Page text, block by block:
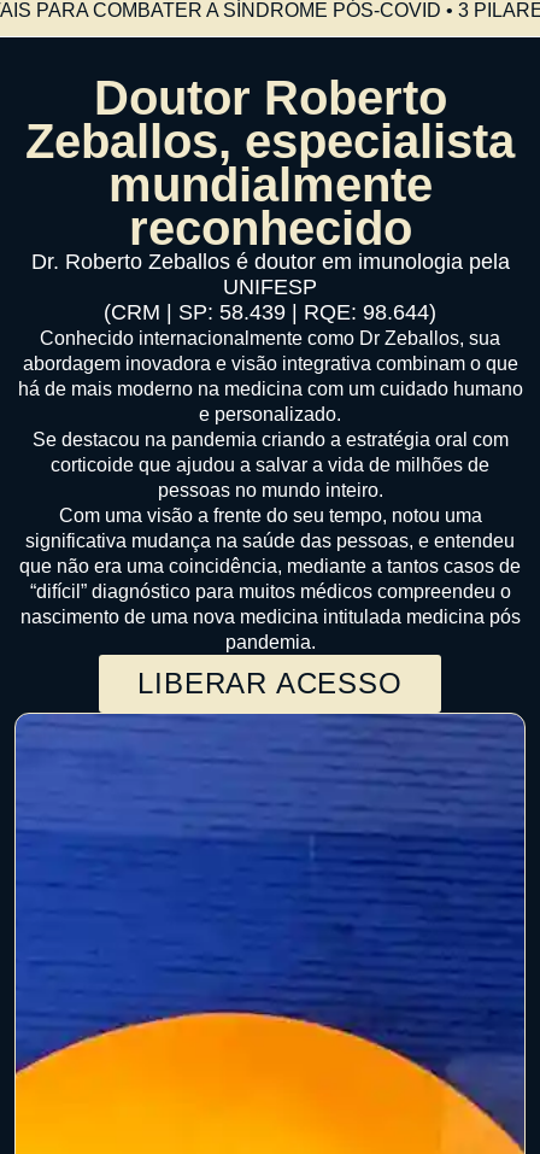
PARA COMBATER A SÍNDROME PÓS-COVID • 3
Doutor Roberto
Zeballos, especialista
mundialmente
reconhecido
Dr. Roberto Zeballos é doutor em imunologia pela
UNIFESP
(CRM | SP: 58.439 | RQE: 98.644)
Conhecido internacionalmente como Dr Zeballos, sua
abordagem inovadora e visão integrativa combinam o que
há de mais moderno na medicina com um cuidado humano
e personalizado.
Se destacou na pandemia criando a estratégia oral com
corticoide que ajudou a salvar a vida de milhões de
pessoas no mundo inteiro.
Com uma visão a frente do seu tempo, notou uma
significativa mudança na saúde das pessoas, e entendeu
que não era uma coincidência, mediante a tantos casos de
“difícil” diagnóstico para muitos médicos compreendeu o
nascimento de uma nova medicina intitulada medicina pós
pandemia.
LIBERAR ACESSO